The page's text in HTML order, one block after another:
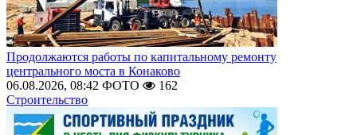
Продолжаются работы по капитальному ремонту
центрального моста в Конаково
06.08.2026, 08:42 ФОТО
162
Строительство